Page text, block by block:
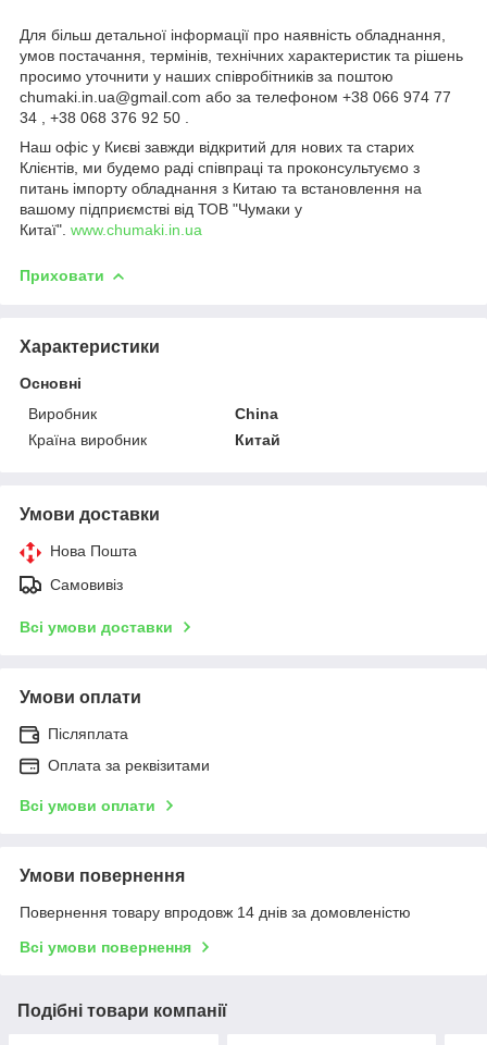
Для більш детальної інформації про наявність обладнання,
умов постачання, термінів, технічних характеристик та рішень
просимо уточнити у наших співробітників за поштою
chumaki.in.ua@gmail.com або за телефоном +38 066 974 77
34 , +38 068 376 92 50 .
Наш офіс у Києві завжди відкритий для нових та старих
Клієнтів, ми будемо раді співпраці та проконсультуємо з
питань імпорту обладнання з Китаю та встановлення на
вашому підприємстві від ТОВ "Чумаки у
Китаї". www.chumaki.in.ua
Приховати
Характеристики
Основні
Виробник
China
Країна виробник
Китай
Умови доставки
Нова Пошта
Самовивіз
Всі умови доставки
Умови оплати
Післяплата
Оплата за реквізитами
Всі умови оплати
Умови повернення
Повернення товару впродовж 14 днів за домовленістю
Всі умови повернення
Подібні товари компанії